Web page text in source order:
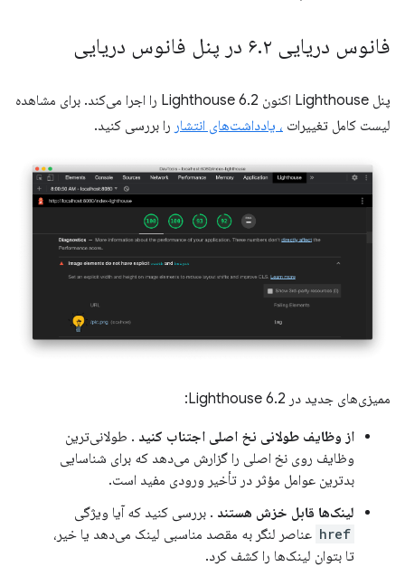
فانوس دریایی ۶ .۲ در پنل فانوس دریایی
پنل Lighthouse اکنون Lighthouse 6.2 را اجرا می‌کند. برای مشاهده
لیست کامل تغییرات ، یادداشت‌های انتشار را بررسی کنید.
ممیزی‌های جدید در Lighthouse 6.2:
از وظایف طولانی نخ اصلی اجتناب کنید . طولانی‌ترین
وظایف روی نخ اصلی را گزارش می‌دهد که برای شناسایی
بدترین عوامل مؤثر در تأخیر ورودی مفید است.
لینک‌ها قابل خزش هستند . بررسی کنید که آیا ویژگی
href عناصر لنگر به مقصد مناسبی لینک می‌دهد یا خیر،
تا بتوان لینک‌ها را کشف کرد.